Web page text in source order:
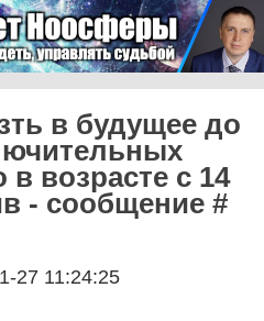
в будущее до
возрасте с 14
- сообщение #
27 11:24:25